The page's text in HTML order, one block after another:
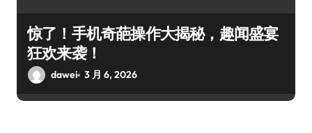
惊了！手机奇葩操作大揭秘，趣闻盛宴
狂欢来袭！
dawei 3 月 6, 2026